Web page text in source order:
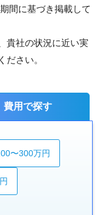
間に基づき掲載して
貴社の状況に近い実
ださい。
費用で探す
〜300万円